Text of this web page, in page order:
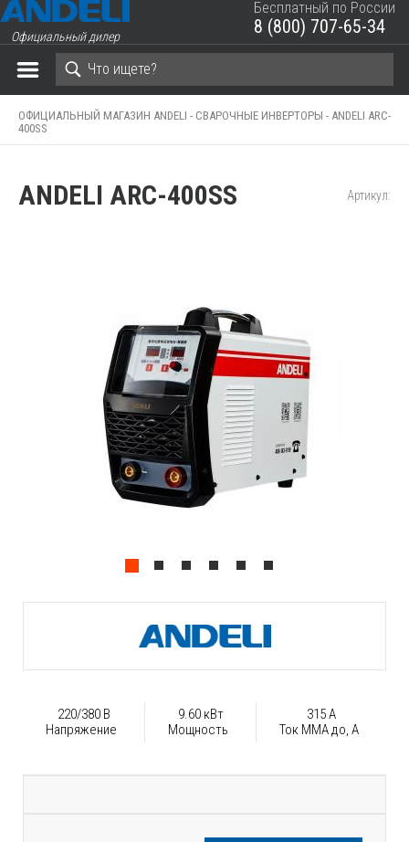
Официальный дилер
Бесплатный по России
8 (800) 707-65-34
ОФИЦИАЛЬНЫЙ МАГАЗИН ANDELI - СВАРОЧНЫЕ ИНВЕРТОРЫ - ANDELI ARC-
400SS
ANDELI ARC-400SS Артикул:
220/380 В
Напряжение
9.60 кВт
Мощность
315 А
Ток ММА до, А
ЗАКРЫТЬ КОРЗИНУ